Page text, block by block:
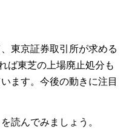
東京証券取引所が求める
ば東芝の上場廃止処分も
ます。今後の動きに注目
読んでみましょう。